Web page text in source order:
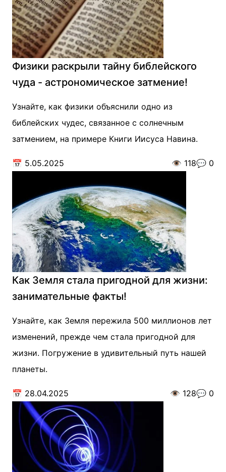
Физики раскрыли тайну библейского
чуда - астрономическое затмение!
Узнайте, как физики объяснили одно из
библейских чудес, связанное с солнечным
затмением, на примере Книги Иисуса Навина.
📅 5.05.2025 👁️ 118💬 0
Как Земля стала пригодной для жизни:
занимательные факты!
Узнайте, как Земля пережила 500 миллионов лет
изменений, прежде чем стала пригодной для
жизни. Погружение в удивительный путь нашей
планеты.
📅 28.04.2025 👁️ 128💬 0